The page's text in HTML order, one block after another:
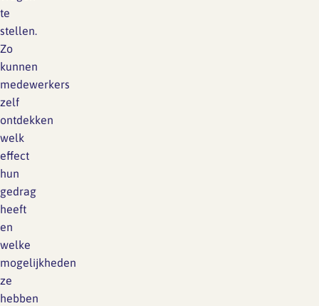
te
stellen.
Zo
kunnen
medewerkers
zelf
ontdekken
welk
effect
hun
gedrag
heeft
en
welke
mogelijkheden
ze
hebben